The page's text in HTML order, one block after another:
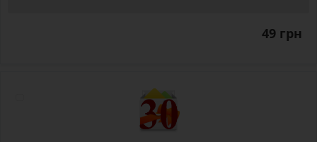
49 грн